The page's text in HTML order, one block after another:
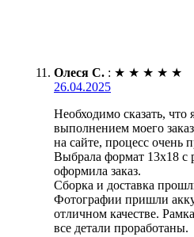
Олеся С. : ★ ★ ★ ★ ★
26.04.2025
Необходимо сказать, что
выполнением моего
на сайте, процесс очень
Выбрала формат 13х18 с
оформила заказ.
Сборка и доставка
Фотографии пришли
отличном качестве.
все детали проработаны.